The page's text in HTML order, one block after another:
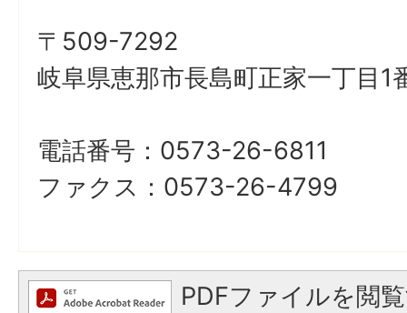
〒509-7292
岐阜県恵那市長島町正家一丁目
電話番号：0573-26-6811
ファクス：0573-26-4799
PDFファイルを閲